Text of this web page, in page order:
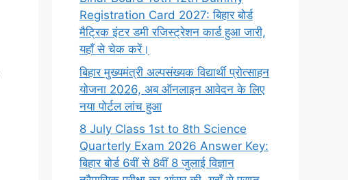
Registration Card 2027: बिहार बोर्ड
मैट्रिक इंटर डमी रजिस्ट्रेशन कार्ड हुआ जारी,
यहाँ से चेक करें।
बिहार मुख्यमंत्री अल्पसंख्यक विद्यार्थी प्रोत्साहन
योजना 2026, अब ऑनलाइन आवेदन के लिए
नया पोर्टल लांच हुआ
8 July Class 1st to 8th Science
Quarterly Exam 2026 Answer Key:
बिहार बोर्ड 6वीं से 8वीं 8 जुलाई विज्ञान